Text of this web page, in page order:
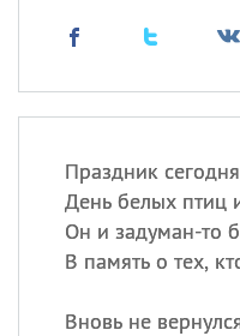
Праздник
День белых птиц
Он и задуман-то
В память о тех,
Вновь не